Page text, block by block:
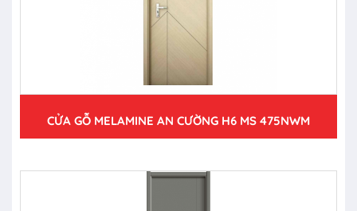
CỬA GỖ MELAMINE AN CƯỜNG H6 MS 475NWM